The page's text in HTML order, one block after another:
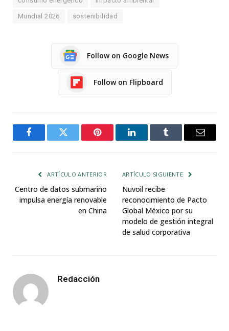
Mundial 2026 sostenibilidad
Follow on Google News
Follow on Flipboard
FacebookTwitter Pinterest LinkedInTumblr Email
ARTÍCULO ANTERIOR
Centro de datos submarino
impulsa energía renovable
en China
ARTÍCULO SIGUIENTE
Nuvoil recibe
reconocimiento de Pacto
Global México por su
modelo de gestión integral
de salud corporativa
Redacción